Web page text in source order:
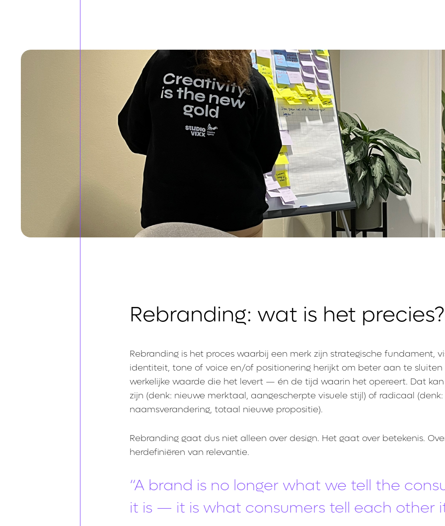
Rebranding: wat is het precies?
Rebranding is het proces waarbij een merk zijn strategische fundament,
identiteit, tone of voice en/of positionering herijkt om beter aan te sluiten
werkelijke waarde die het levert — én de tijd waarin het opereert. Dat
zijn (denk: nieuwe merktaal, aangescherpte visuele stijl) of radicaal (denk:
naamsverandering, totaal nieuwe propositie).
Rebranding gaat dus niet alleen over design. Het gaat over betekenis.
herdefiniëren van relevantie.
“A brand is no longer what we tell the
it is — it is what consumers tell each other it